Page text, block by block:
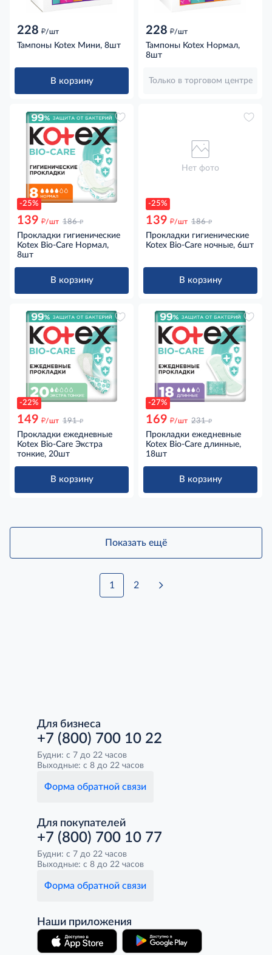
228 д/шт
Тампоны Kotex Мини, 8шт
В корзину
228 д/шт
Тампоны Kotex Нормал,
8шт
Только в торговом центре
-25%
139 д/шт 186 д
Прокладки гигиенические
Kotex Bio-Care Нормал,
8шт
В корзину
Нет фото
-25%
139 д/шт 186 д
Прокладки гигиенические
Kotex Bio-Care ночные, 6шт
В корзину
-22%
149 д/шт 191 д
Прокладки ежедневные
Kotex Bio-Care Экстра
тонкие, 20шт
В корзину
-27%
169 д/шт 231 д
Прокладки ежедневные
Kotex Bio-Care длинные,
18шт
В корзину
Показать ещё
1 2
Для бизнеса
+7 (800) 700 10 22
Будни: с 7 до 22 часов
Выходные: с 8 до 22 часов
Форма обратной связи
Для покупателей
+7 (800) 700 10 77
Будни: с 7 до 22 часов
Выходные: с 8 до 22 часов
Форма обратной связи
Наши приложения